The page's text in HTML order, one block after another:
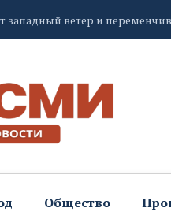
западный ветер и
будут судить
Общество